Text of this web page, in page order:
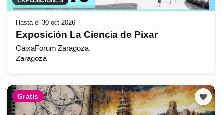
Hasta el 30 oct 2026
Exposición La Ciencia de Pixar
CaixaForum Zaragoza
Zaragoza
Gratis